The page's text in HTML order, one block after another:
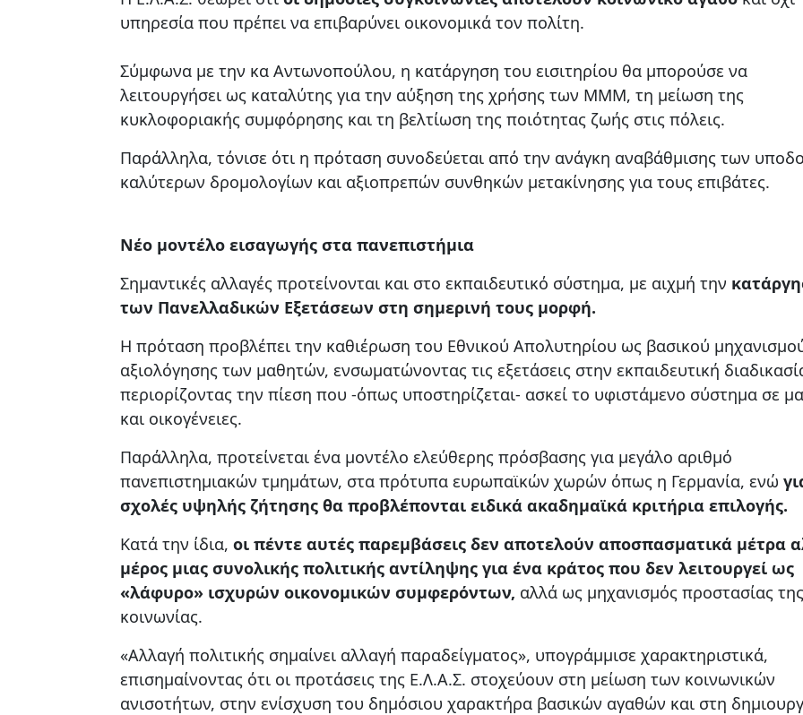
υπηρεσία που πρέπει να επιβαρύνει οικονομικά τον πολίτη.
Σύμφωνα με την κα Αντωνοπούλου, η κατάργηση του εισιτηρίου θα μπορούσε να
λειτουργήσει ως καταλύτης για την αύξηση της χρήσης των ΜΜΜ, τη μείωση της
κυκλοφοριακής συμφόρησης και τη βελτίωση της ποιότητας ζωής στις πόλεις.
Παράλληλα, τόνισε ότι η πρόταση συνοδεύεται από την ανάγκη αναβάθμισης των
καλύτερων δρομολογίων και αξιοπρεπών συνθηκών μετακίνησης για τους επιβάτες.
Νέο μοντέλο εισαγωγής στα πανεπιστήμια
Σημαντικές αλλαγές προτείνονται και στο εκπαιδευτικό σύστημα, με αιχμή την
των Πανελλαδικών Εξετάσεων στη σημερινή τους μορφή.
Η πρόταση προβλέπει την καθιέρωση του Εθνικού Απολυτηρίου ως βασικού
αξιολόγησης των μαθητών, ενσωματώνοντας τις εξετάσεις στην εκπαιδευτική
περιορίζοντας την πίεση που -όπως υποστηρίζεται- ασκεί το υφιστάμενο σύστημα σε
και οικογένειες.
Παράλληλα, προτείνεται ένα μοντέλο ελεύθερης πρόσβασης για μεγάλο αριθμό
πανεπιστημιακών τμημάτων, στα πρότυπα ευρωπαϊκών χωρών όπως η Γερμανία, ενώ
σχολές υψηλής ζήτησης θα προβλέπονται ειδικά ακαδημαϊκά κριτήρια επιλογής.
Κατά την ίδια, οι πέντε αυτές παρεμβάσεις δεν αποτελούν αποσπασματικά μέτρα
μέρος μιας συνολικής πολιτικής αντίληψης για ένα κράτος που δεν λειτουργεί ως
«λάφυρο» ισχυρών οικονομικών συμφερόντων, αλλά ως μηχανισμός προστασίας της
κοινωνίας.
«Αλλαγή πολιτικής σημαίνει αλλαγή παραδείγματος», υπογράμμισε χαρακτηριστικά,
επισημαίνοντας ότι οι προτάσεις της Ε.Λ.Α.Σ. στοχεύουν στη μείωση των κοινωνικών
ανισοτήτων, στην ενίσχυση του δημόσιου χαρακτήρα βασικών αγαθών και στη